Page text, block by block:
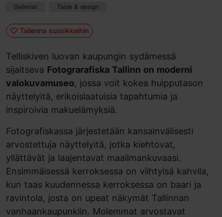
Galleriat Taide & design
Tallenna suosikkeihin
Telliskiven luovan kaupungin sydämessä
sijaitseva Fotograrafiska Tallinn on moderni
valokuvamuseo, jossa voit kokea huipputason
näyttelyitä, erikoislaatuisia tapahtumia ja
inspiroivia makuelämyksiä.
Fotografiskassa järjestetään kansainvälisesti
arvostettuja näyttelyitä, jotka kiehtovat,
yllättävät ja laajentavat maailmankuvaasi.
Ensimmäisessä kerroksessa on viihtyisä kahvila,
kun taas kuudennessa kerroksessa on baari ja
ravintola, josta on upeat näkymät Tallinnan
vanhaankaupunkiin. Molemmat arvostavat